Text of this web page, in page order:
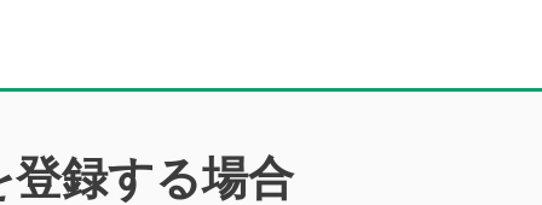
録する場合